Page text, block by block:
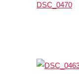
DSC_0470